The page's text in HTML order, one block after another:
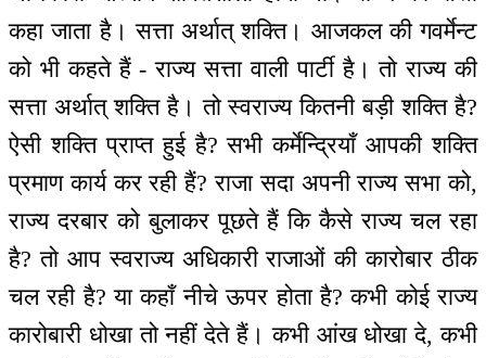
कहा जाता है। सत्ता अर्थात् शक्ति। आजकल की गवर्मेन्ट
को भी कहते हैं - राज्य सत्ता वाली पार्टी है। तो राज्य की
सत्ता अर्थात् शक्ति है। तो स्वराज्य कितनी बड़ी शक्ति है?
ऐसी शक्ति प्राप्त हुई है? सभी कर्मेन्द्रियाँ आपकी शक्ति
प्रमाण कार्य कर रही हैं? राजा सदा अपनी राज्य सभा को,
राज्य दरबार को बुलाकर पूछते हैं कि कैसे राज्य चल रहा
है? तो आप स्वराज्य अधिकारी राजाओं की कारोबार ठीक
चल रही है? या कहाँ नीचे ऊपर होता है? कभी कोई राज्य
कारोबारी धोखा तो नहीं देते हैं। कभी आंख धोखा दे, कभी